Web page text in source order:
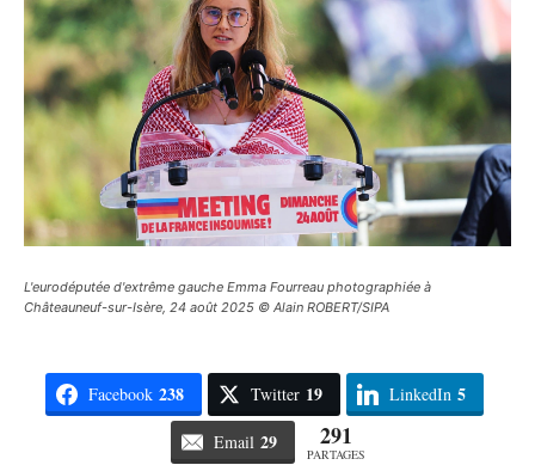
L'eurodéputée d'extrême gauche Emma Fourreau photographiée à
Châteauneuf-sur-Isère, 24 août 2025 © Alain ROBERT/SIPA
Facebook 238 Twitter 19 LinkedIn 5
Email 29 291
PARTAGES